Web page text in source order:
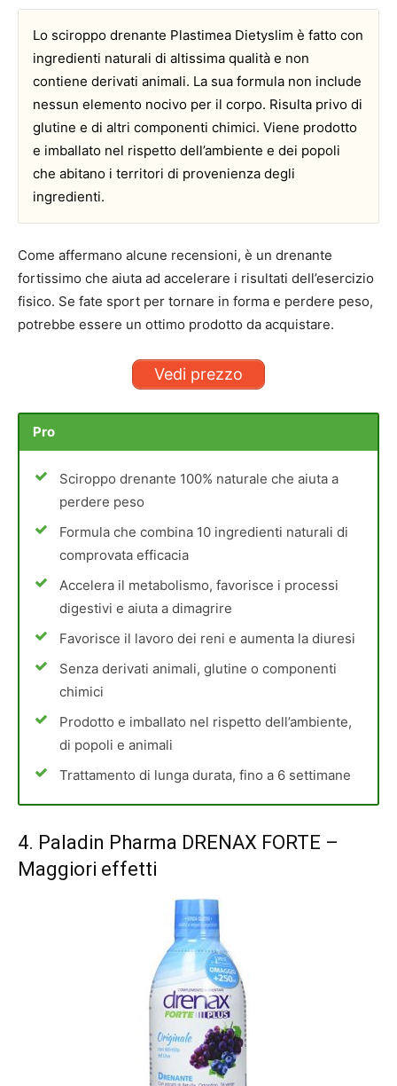
Lo sciroppo drenante Plastimea Dietyslim è fatto con
ingredienti naturali di altissima qualità e non
contiene derivati animali. La sua formula non include
nessun elemento nocivo per il corpo. Risulta privo di
glutine e di altri componenti chimici. Viene prodotto
e imballato nel rispetto dell’ambiente e dei popoli
che abitano i territori di provenienza degli
ingredienti.
Come affermano alcune recensioni, è un drenante
fortissimo che aiuta ad accelerare i risultati dell’esercizio
fisico. Se fate sport per tornare in forma e perdere peso,
potrebbe essere un ottimo prodotto da acquistare.
Vedi prezzo
Pro
Sciroppo drenante 100% naturale che aiuta a
perdere peso
Formula che combina 10 ingredienti naturali di
comprovata efficacia
Accelera il metabolismo, favorisce i processi
digestivi e aiuta a dimagrire
Favorisce il lavoro dei reni e aumenta la diuresi
Senza derivati animali, glutine o componenti
chimici
Prodotto e imballato nel rispetto dell’ambiente,
di popoli e animali
Trattamento di lunga durata, fino a 6 settimane
4. Paladin Pharma DRENAX FORTE –
Maggiori effetti